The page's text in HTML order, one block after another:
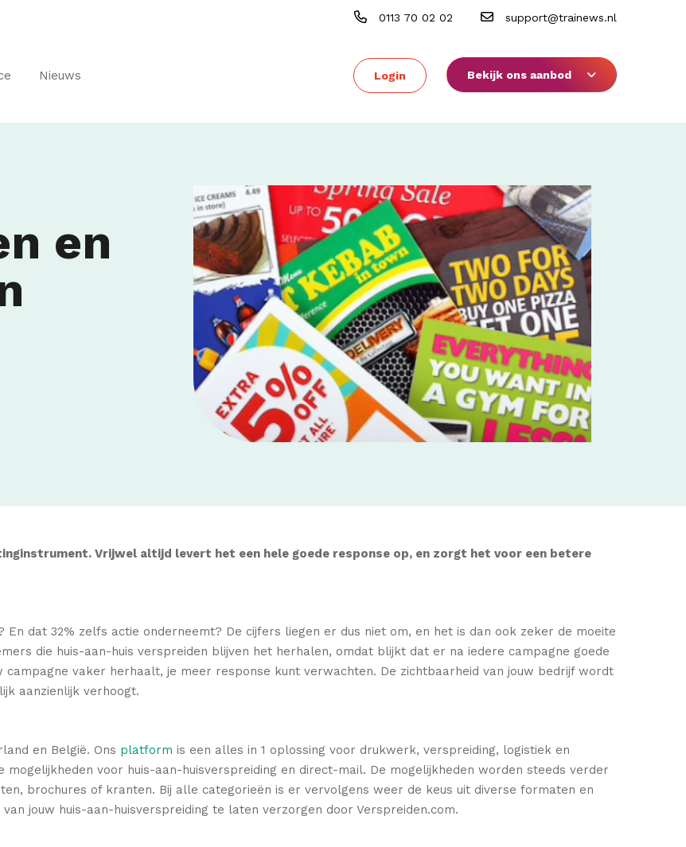
0113 70 02 02 support@trainews.nl
Nieuws Login Bekijk ons aanbod
en
Vrijwel altijd levert het een hele goede response op, en zorgt het voor een betere
dat 32% zelfs actie onderneemt? De cijfers liegen er dus niet om, en het is dan ook zeker de moeite
die huis-aan-huis verspreiden blijven het herhalen, omdat blijkt dat er na iedere campagne goede
vaker herhaalt, je meer response kunt verwachten. De zichtbaarheid van jouw bedrijf wordt
aanzienlijk verhoogt.
en België. Ons platform is een alles in 1 oplossing voor drukwerk, verspreiding, logistiek en
voor huis-aan-huisverspreiding en direct-mail. De mogelijkheden worden steeds verder
brochures of kranten. Bij alle categorieën is er vervolgens weer de keus uit diverse formaten en
jouw huis-aan-huisverspreiding te laten verzorgen door Verspreiden.com.